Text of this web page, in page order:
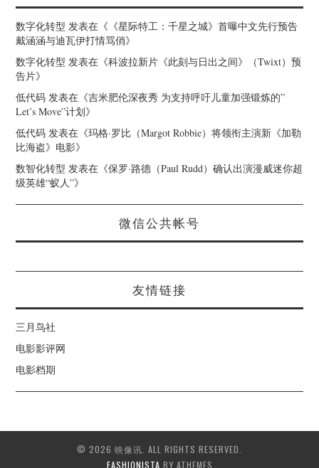
数字化转型 发表在《 《星际特工：千星之城》首曝中文先行预告
戴涵涵与迪瓦伊打情骂俏》
数字化转型 发表在《科波拉新片《此刻与日出之间》（Twixt）预
告片》
低代码 发表在《吉米肥伦深夜秀 为支持呼吁儿童加强锻炼的”
Let’s Move”计划》
低代码 发表在《玛格·罗比（Margot Robbie）将领衔主演新《加勒
比海盗》电影》
数智化转型 发表在《保罗·路德（Paul Rudd）确认出演漫威迷你超
级英雄“蚁人”》
微信公共帐号
友情链接
三月鸟社
电影影评网
电影档期
© 2026 映像讯. ALL RIGHTS RESERVED.
FASHIONISTA BY ATHEMES